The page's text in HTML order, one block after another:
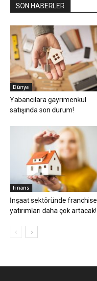
SON HABERLER
Dünya
Yabancılara gayrimenkul
satışında son durum!
Finans
İnşaat sektöründe franchise
yatırımları daha çok artacak!